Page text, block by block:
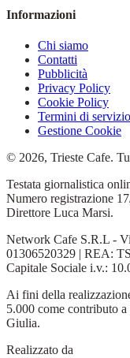
Informazioni
Chi siamo
Contatti
Pubblicità
Privacy Policy
Cookie Policy
Termini di servizio
Gestione Cookie
© 2026, Trieste Cafe.
Testata giornalistica
Numero registrazione
Direttore Luca Marsi.
Network Cafe S.R.L -
01306520329 | REA:
Capitale Sociale i.v.:
Ai fini della
5.000 come contributo
Giulia.
Realizzato da